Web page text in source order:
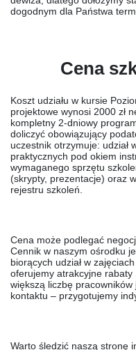
dogodnym dla Państwa
Cena
Koszt udziału w kursie
projektowe wynosi 2000 zł
kompletny 2-dniowy
doliczyć obowiązujący
uczestnik otrzymuje: udział
praktycznych pod okiem
wymaganego sprzętu
(skrypty, prezentacje) oraz
rejestru szkoleń.
Cena może podlegać
Cennik w naszym ośrodku
biorących udział w
oferujemy atrakcyjne rabaty
większą liczbę
kontaktu – przygotujemy
Warto śledzić naszą stronę